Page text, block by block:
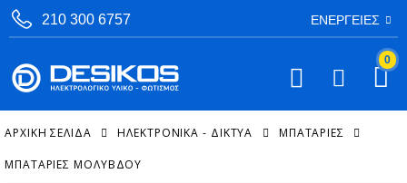
210 300 6757 ΕΝΈΡΓΕΙΕΣ
0
ΑΡΧΙΚΉ ΣΕΛΊΔΑ ΗΛΕΚΤΡΟΝΙΚΑ - ΔΙΚΤΥΑ ΜΠΑΤΑΡΊΕΣ
ΜΠΑΤΑΡΊΕΣ ΜΟΛΎΒΔΟΥ